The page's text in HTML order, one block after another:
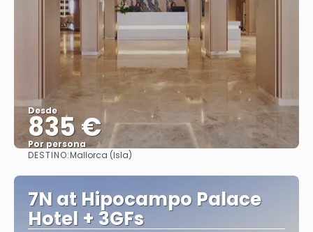
Desde
835 €
Por persona
DESTINO:Mallorca (Isla)
7N at Hipocampo Palace
Hotel + 3GFs